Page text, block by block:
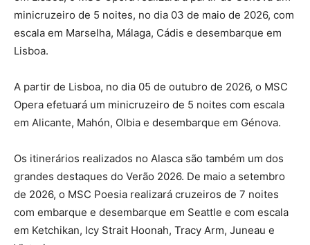
minicruzeiro de 5 noites, no dia 03 de maio de 2026, com
escala em Marselha, Málaga, Cádis e desembarque em
Lisboa.
A partir de Lisboa, no dia 05 de outubro de 2026, o MSC
Opera efetuará um minicruzeiro de 5 noites com escala
em Alicante, Mahón, Olbia e desembarque em Génova.
Os itinerários realizados no Alasca são também um dos
grandes destaques do Verão 2026. De maio a setembro
de 2026, o MSC Poesia realizará cruzeiros de 7 noites
com embarque e desembarque em Seattle e com escala
em Ketchikan, Icy Strait Hoonah, Tracy Arm, Juneau e